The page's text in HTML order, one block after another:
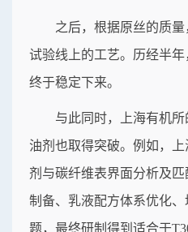
之后，根据原丝的质
试验线上的工艺。历经半
终于稳定下来。
与此同时，上海有机
油剂也取得突破。例如，
剂与碳纤维表界面分析及
制备、乳液配方体系优化
题，最终研制得到适合于